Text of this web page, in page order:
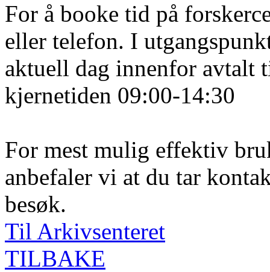
For å booke tid på
eller telefon. I
aktuell dag innenfor avtalt
kjernetiden 09:00-14:30
For mest mulig effektiv
anbefaler vi at du tar
besøk.
Til Arkivsenteret
TILBAKE